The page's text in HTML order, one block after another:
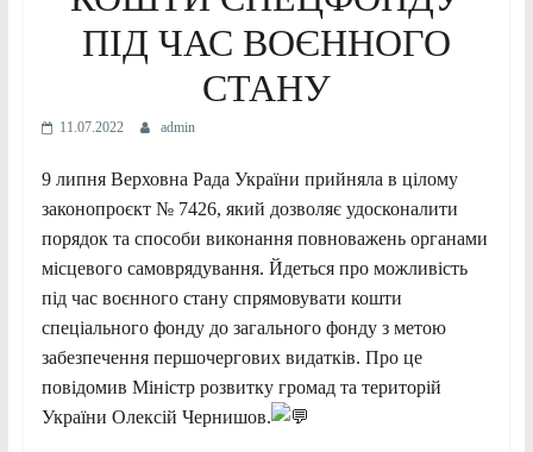
ПІД ЧАС ВОЄННОГО
СТАНУ
11.07.2022 admin
9 липня Верховна Рада України прийняла в цілому
законопроєкт № 7426, який дозволяє удосконалити
порядок та способи виконання повноважень органами
місцевого самоврядування. Йдеться про можливість
під час воєнного стану спрямовувати кошти
спеціального фонду до загального фонду з метою
забезпечення першочергових видатків. Про це
повідомив Міністр розвитку громад та територій
України Олексій Чернишов.